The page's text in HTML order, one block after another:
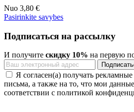
Nuo 3,80 €
Pasirinkite savybes
Подписаться на рассылку
И получите скидку 10% на первую
Я согласен(а) получать
письма, а также на то, что мои данные
соответствии с политикой